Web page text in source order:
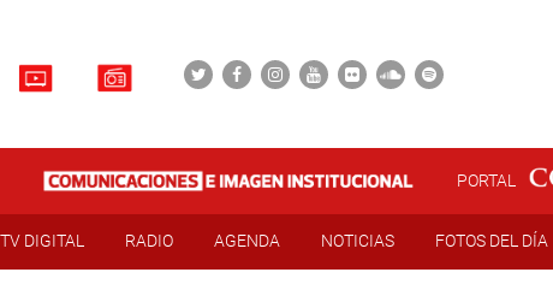
PORTAL
TV DIGITAL RADIO AGENDA NOTICIAS FOTOS DEL DÍA